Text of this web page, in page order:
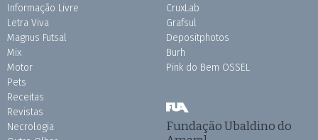
Informação Livre
Letra Viva
Magnus Futsal
Mix
Motor
Pets
Receitas
Revistas
Necrologia
CruxLab
Grafsul
Depositphotos
Burh
Pink do Bem OSSEL
Fundação Ubaldino do